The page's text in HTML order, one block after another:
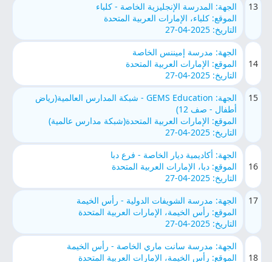
13
الجهة: المدرسة الإنجليزية الخاصة - كلباء
الموقع: كلباء، الإمارات العربية المتحدة
التاريخ: 2025-04-27
14
الجهة: مدرسة إميننس الخاصة
الموقع: الإمارات العربية المتحدة
التاريخ: 2025-04-27
15
الجهة: GEMS Education - شبكة المدارس العالمية(رياض
أطفال - صف 12)
الموقع: الإمارات العربية المتحدة(شبكة مدارس عالمية)
التاريخ: 2025-04-27
16
الجهة: أكاديمية ديار الخاصة - فرع دبا
الموقع: دبا، الإمارات العربية المتحدة
التاريخ: 2025-04-27
17
الجهة: مدرسة الشويفات الدولية - رأس الخيمة
الموقع: رأس الخيمة، الإمارات العربية المتحدة
التاريخ: 2025-04-27
18
الجهة: مدرسة سانت ماري الخاصة - رأس الخيمة
الموقع: رأس الخيمة، الإمارات العربية المتحدة